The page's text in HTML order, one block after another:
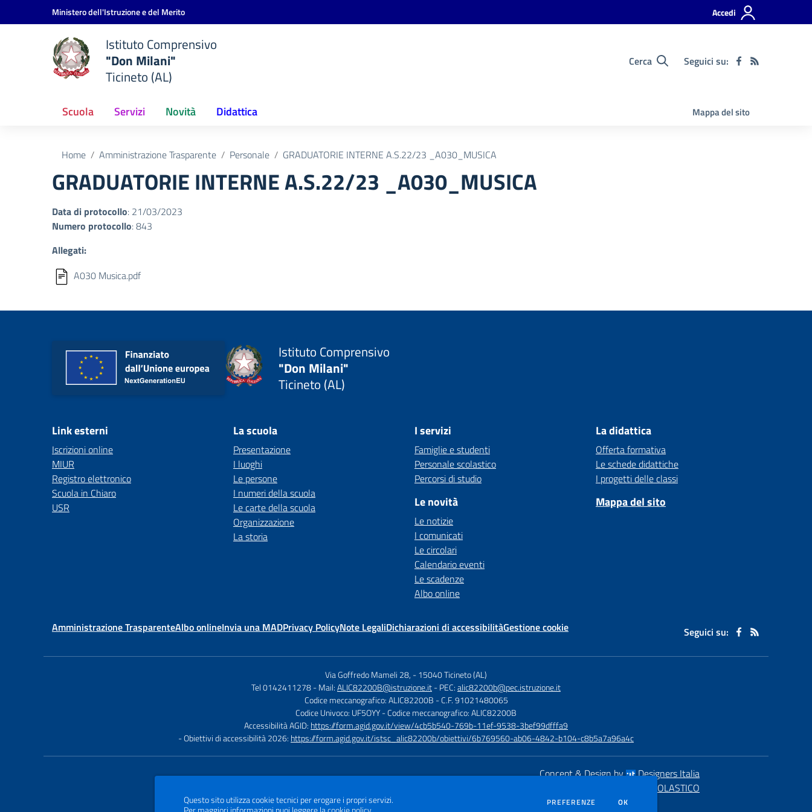
Vai ai contenuti
Vai al menu di navigazioneMinistero dell'Istruzione e del Merito Accedi
Istituto Comprensivo
"Don Milani"
Ticineto (AL)
Cerca Seguici su:
Scuola Servizi Novità Didattica Mappa del sito
Home Amministrazione Trasparente Personale GRADUATORIE INTERNE A.S.22/23 _A030_MUSICA
GRADUATORIE INTERNE A.S.22/23 _A030_MUSICA
Data di protocollo: 21/03/2023
Numero protocollo: 843
Allegati:
A030 Musica.pdf
Istituto Comprensivo
"Don Milani"
Ticineto (AL)
Link esterni
Iscrizioni online
MIUR
Registro elettronico
Scuola in Chiaro
USR
La scuola
Presentazione
I luoghi
Le persone
I numeri della scuola
Le carte della scuola
Organizzazione
La storia
I servizi
Famiglie e studenti
Personale scolastico
Percorsi di studio
Le novità
Le notizie
I comunicati
Le circolari
Calendario eventi
Le scadenze
Albo online
La didattica
Offerta formativa
Le schede didattiche
I progetti delle classi
Mappa del sito
Amministrazione TrasparenteAlbo onlineInvia una MADPrivacy PolicyNote LegaliDichiarazioni di accessibilitàGestione cookie Seguici su:
Via Goffredo Mameli 28, -15040 Ticineto (AL)
Tel 0142411278- Mail:ALIC82200B@istruzione.it- PEC:alic82200b@pec.istruzione.it
Codice meccanografico: ALIC82200B - C.F. 91021480065
Codice Univoco: UF5OYY- Codice meccanografico: ALIC82200B
Accessibilità AGID: https://form.agid.gov.it/view/4cb5b540-769b-11ef-9538-3bef99dfffa9
- Obiettivi di accessibilità 2026: https://form.agid.gov.it/istsc_alic82200b/obiettivi/6b769560-ab06-4842-b104-c8b5a7a96a4c
Concept & Design by
Designers Italia
SCUOLASTICO
Questo sito utilizza cookie tecnici per erogare i propri servizi. PREFERENZE DEI COOKIE
OK